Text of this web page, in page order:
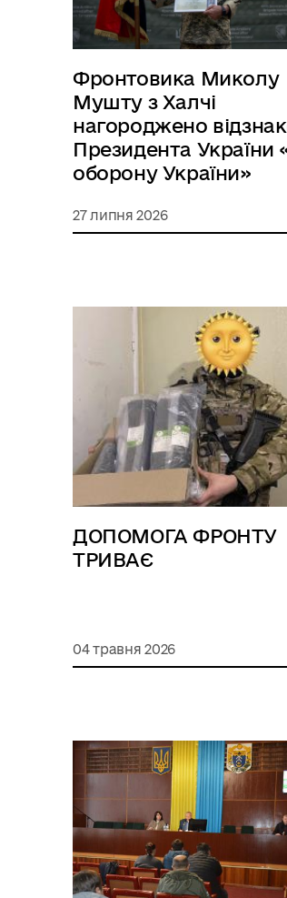
Фронтовика Миколу
Мушту з Халчі
нагороджено
Президента України
оборону України»
27 липня 2026
ДОПОМОГА ФРОНТУ
ТРИВАЄ
04 травня 2026